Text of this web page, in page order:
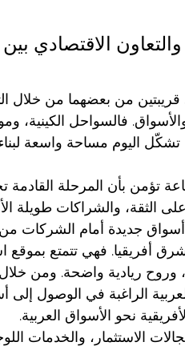
والتعاون الاقتصادي
قريبتين من بعضهما من خلال
فالسواحل الكينية،
تشكّل اليوم مساحة واسعة
تؤمن بأن المرحلة القادمة
الثقة، والشراكات طويلة
جديدة أمام الشركات من
أفريقيا. فهي تتمتع بموقع
ريادية واضحة. ومن خلال
الراغبة في الوصول
نحو الأسواق العربية.
الاستثمار، والخدمات